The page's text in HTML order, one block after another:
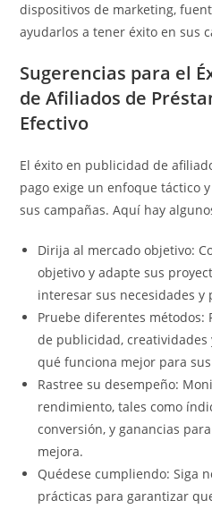
dispositivos de marketing,
ayudarlos a tener éxito en sus
Sugerencias para el
de Afiliados de
Efectivo
El éxito en publicidad de
pago exige un enfoque táctico
sus campañas. Aquí hay
Dirija al mercado objetivo:
objetivo y adapte sus
interesar sus necesidades y
Pruebe diferentes métodos:
de publicidad,
qué funciona mejor para
Rastree su desempeño:
rendimiento, tales como
conversión, y ganancias
mejora.
Quédese cumpliendo: Siga
prácticas para garantizar